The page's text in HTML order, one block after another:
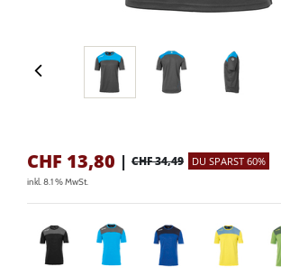
CHF 13,80 | CHF 34,49 DU SPARST 60%
inkl. 8.1 % MwSt.